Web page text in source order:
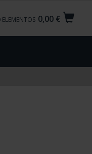
0,00 €
ELEMENTOS